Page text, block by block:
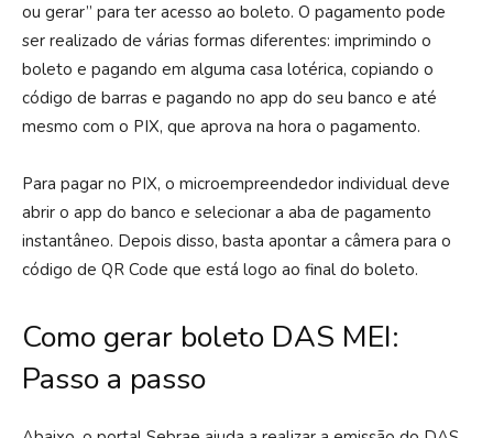
ou gerar” para ter acesso ao boleto. O pagamento pode
ser realizado de várias formas diferentes: imprimindo o
boleto e pagando em alguma casa lotérica, copiando o
código de barras e pagando no app do seu banco e até
mesmo com o PIX, que aprova na hora o pagamento.
Para pagar no PIX, o microempreendedor individual deve
abrir o app do banco e selecionar a aba de pagamento
instantâneo. Depois disso, basta apontar a câmera para o
código de QR Code que está logo ao final do boleto.
Como gerar boleto DAS MEI:
Passo a passo